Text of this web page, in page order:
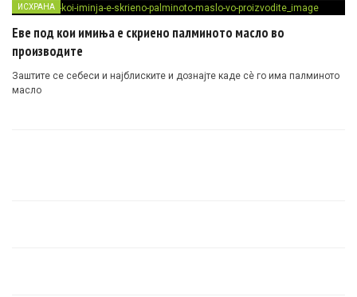
ИСХРАНА
Еве под кои имиња е скриено палминото масло во
производите
Заштите се себеси и најблиските и дознајте каде сè го има палминото
масло